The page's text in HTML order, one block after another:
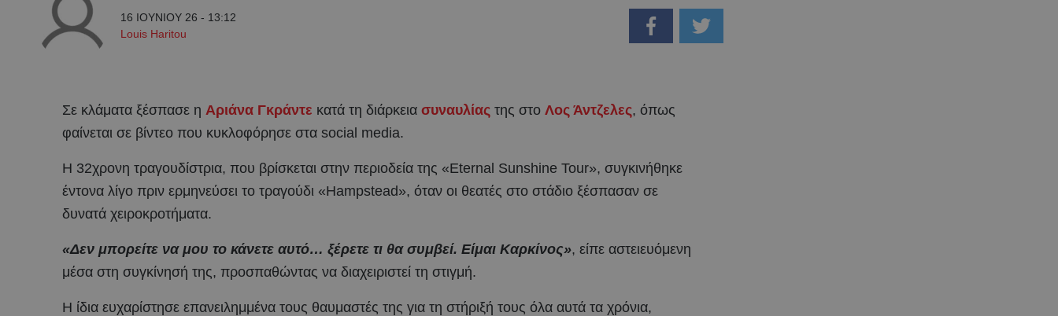
16 ΙΟΥΝΙΟΥ 26 - 13:12
Louis Haritou
Σε κλάματα ξέσπασε η Αριάνα Γκράντε κατά τη διάρκεια συναυλίας της στο Λος Άντζελες, όπως
φαίνεται σε βίντεο που κυκλοφόρησε στα social media.
Η 32χρονη τραγουδίστρια, που βρίσκεται στην περιοδεία της «Eternal Sunshine Tour», συγκινήθηκε
έντονα λίγο πριν ερμηνεύσει το τραγούδι «Hampstead», όταν οι θεατές στο στάδιο ξέσπασαν σε
δυνατά χειροκροτήματα.
«Δεν μπορείτε να μου το κάνετε αυτό… ξέρετε τι θα συμβεί. Είμαι Καρκίνος», είπε αστειευόμενη
μέσα στη συγκίνησή της, προσπαθώντας να διαχειριστεί τη στιγμή.
Η ίδια ευχαρίστησε επανειλημμένα τους θαυμαστές της για τη στήριξή τους όλα αυτά τα χρόνια,